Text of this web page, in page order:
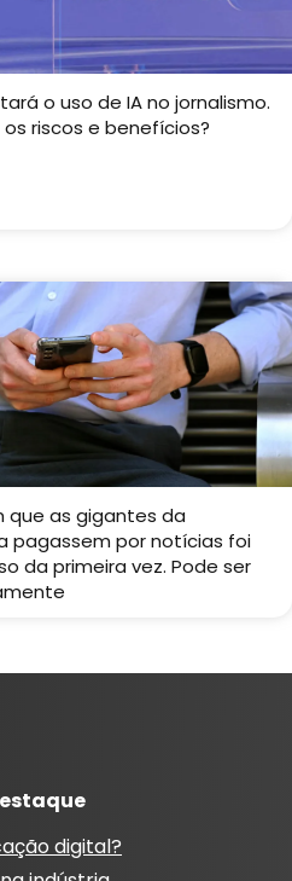
o uso de IA no jornalismo.
os riscos e benefícios?
que as gigantes da
pagassem por notícias foi
da primeira vez. Pode ser
digital?